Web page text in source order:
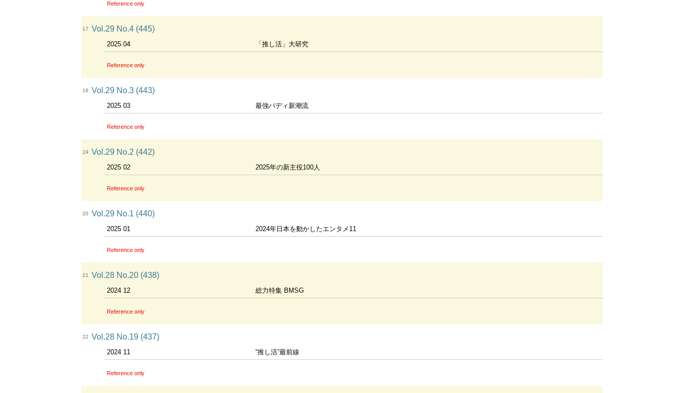
Reference only
17 Vol.29 No.4 (445)
2025 04 「推し活」大研究
Reference only
18 Vol.29 No.3 (443)
2025 03 最強バディ新潮流
Reference only
19 Vol.29 No.2 (442)
2025 02 2025年の新主役100人
Reference only
20 Vol.29 No.1 (440)
2025 01 2024年日本を動かしたエンタメ11
Reference only
21 Vol.28 No.20 (438)
2024 12 総力特集 BMSG
Reference only
22 Vol.28 No.19 (437)
2024 11 “推し活”最前線
Reference only